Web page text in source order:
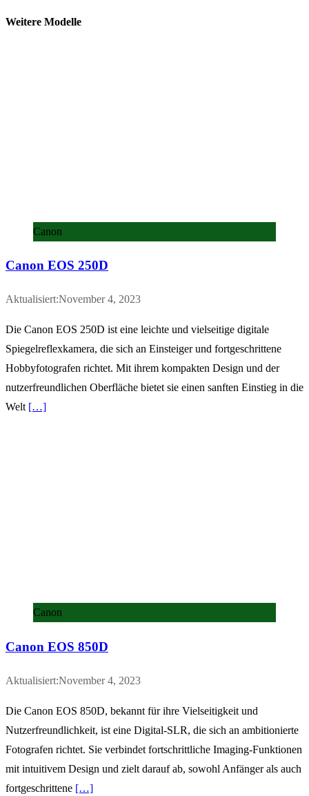
Weitere Modelle
Canon
Canon EOS 250D
Aktualisiert:November 4, 2023
Die Canon EOS 250D ist eine leichte und vielseitige digitale
Spiegelreflexkamera, die sich an Einsteiger und fortgeschrittene
Hobbyfotografen richtet. Mit ihrem kompakten Design und der
nutzerfreundlichen Oberfläche bietet sie einen sanften Einstieg in die
Welt […]
Canon
Canon EOS 850D
Aktualisiert:November 4, 2023
Die Canon EOS 850D, bekannt für ihre Vielseitigkeit und
Nutzerfreundlichkeit, ist eine Digital-SLR, die sich an ambitionierte
Fotografen richtet. Sie verbindet fortschrittliche Imaging-Funktionen
mit intuitivem Design und zielt darauf ab, sowohl Anfänger als auch
fortgeschrittene […]